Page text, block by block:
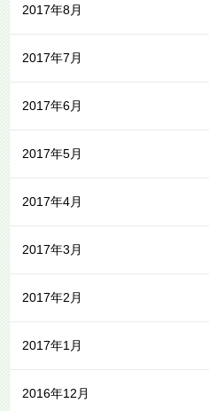
2017年8月
2017年7月
2017年6月
2017年5月
2017年4月
2017年3月
2017年2月
2017年1月
2016年12月